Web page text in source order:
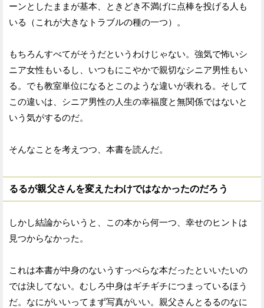
ーンとしたままが基本、ときどき不満げに点棒を投げる人も
いる（これが大きなトラブルの種の一つ）。
もちろんすべてがそうだというわけじゃない。強気で怖いシ
ニア女性もいるし、いつもにこやかで親切なシニア男性もい
る。でも教室単位になるとこのような違いが表れる。そして
この違いは、シニア男性の人生の幸福度と無関係ではないと
いう気がするのだ。
そんなことを考えつつ、本書を読んだ。
るるが親父さんを変えたわけではなかったのだろう
しかし結論からいうと、この本から何一つ、幸せのヒントは
見つからなかった。
これは本書が中身のないうすっぺらな本だったといいたいの
では決してない。むしろ中身はギチギチにつまっているほう
だ。なにがいいってまず写真がいい。親父さんとるるのなに